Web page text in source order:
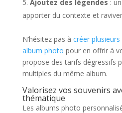
Ajoutez des légendes :
apporter du contexte et
N’hésitez pas à créer
album photo pour en offrir à
propose des tarifs dégressifs
multiples du même album.
Valorisez vos souvenirs
thématique
Les albums photo